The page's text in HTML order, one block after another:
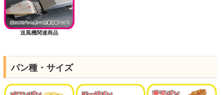
送風機関連商品
パン種・サイズ